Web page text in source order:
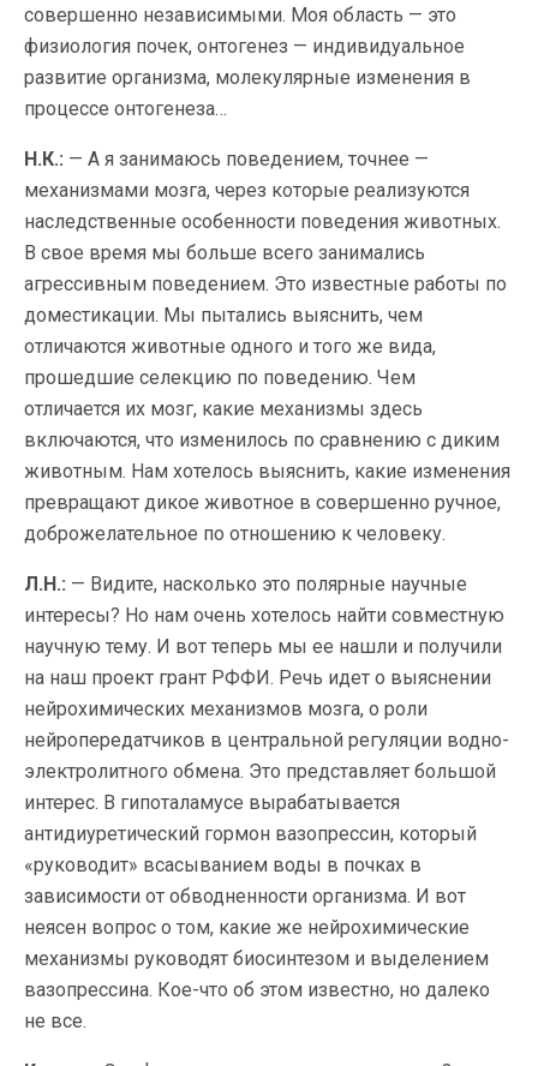
совершенно независимыми. Моя область — это
физиология почек, онтогенез — индивидуальное
развитие организма, молекулярные изменения в
процессе онтогенеза…
Н.К.: — А я занимаюсь поведением, точнее —
механизмами мозга, через которые реализуются
наследственные особенности поведения животных.
В свое время мы больше всего занимались
агрессивным поведением. Это известные работы по
доместикации. Мы пытались выяснить, чем
отличаются животные одного и того же вида,
прошедшие селекцию по поведению. Чем
отличается их мозг, какие механизмы здесь
включаются, что изменилось по сравнению с диким
животным. Нам хотелось выяснить, какие изменения
превращают дикое животное в совершенно ручное,
доброжелательное по отношению к человеку.
Л.Н.: — Видите, насколько это полярные научные
интересы? Но нам очень хотелось найти совместную
научную тему. И вот теперь мы ее нашли и получили
на наш проект грант РФФИ. Речь идет о выяснении
нейрохимических механизмов мозга, о роли
нейропередатчиков в центральной регуляции водно-
электролитного обмена. Это представляет большой
интерес. В гипоталамусе вырабатывается
антидиуретический гормон вазопрессин, который
«руководит» всасыванием воды в почках в
зависимости от обводненности организма. И вот
неясен вопрос о том, какие же нейрохимические
механизмы руководят биосинтезом и выделением
вазопрессина. Кое-что об этом известно, но далеко
не все.